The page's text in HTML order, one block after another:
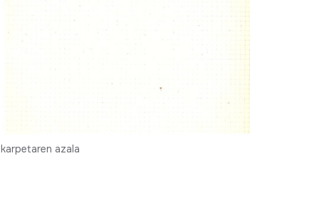
karpetaren azala